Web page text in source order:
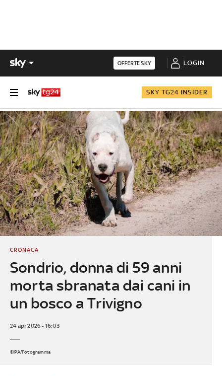
OFFERTE SKY LOGIN
SKY TG24 INSIDER
Sondrio, donna di 59 anni
morta sbranata dai cani in
un bosco a Trivigno
CRONACA
24 apr 2026 - 16:03
©IPA/Fotogramma